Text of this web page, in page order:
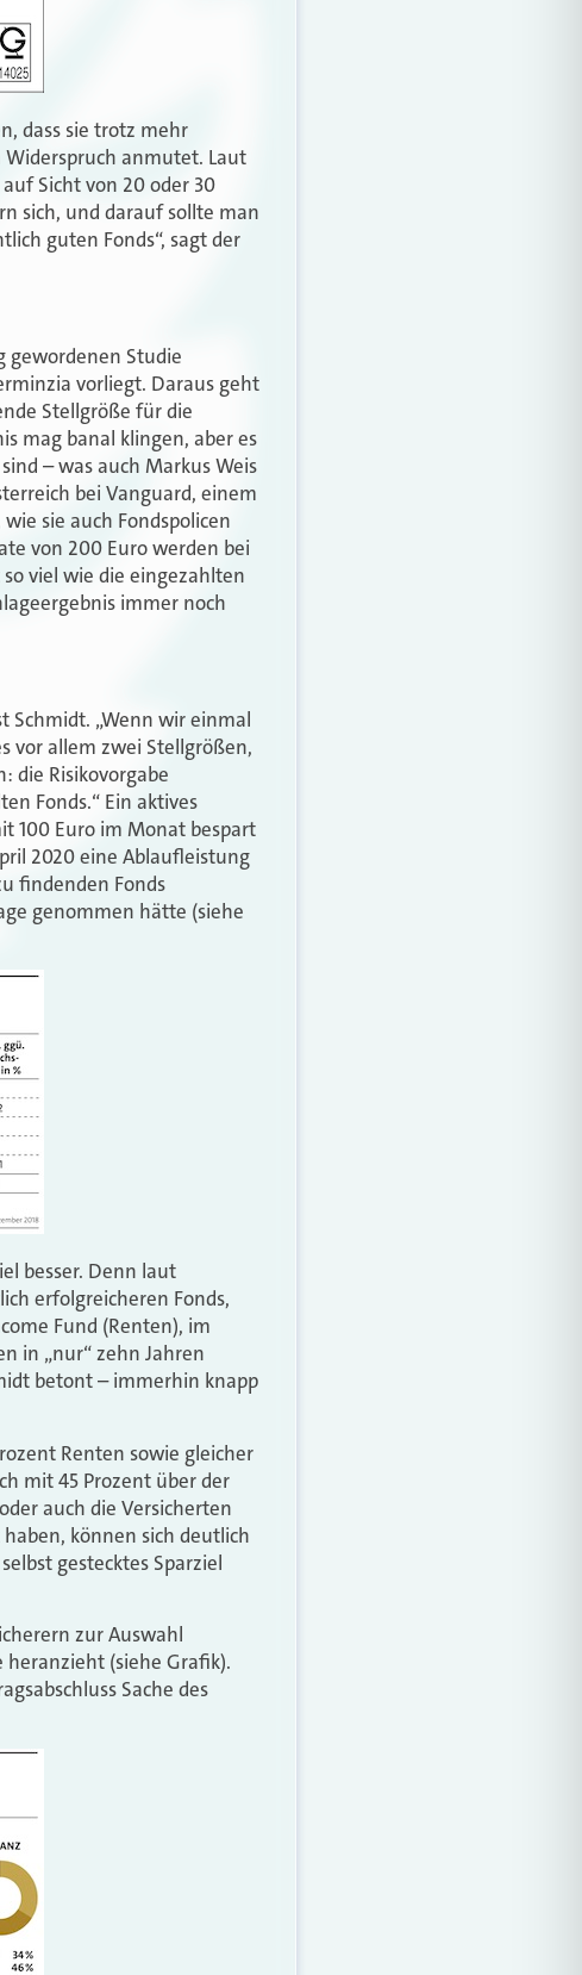
dass sie trotz mehr
anmutet. Laut
Sicht von 20 oder 30
sich, und darauf sollte man
guten Fonds“, sagt der
gewordenen Studie
vorliegt. Daraus geht
Stellgröße für die
mag banal klingen, aber es
– was auch Markus Weis
bei Vanguard, einem
sie auch Fondspolicen
von 200 Euro werden bei
viel wie die eingezahlten
immer noch
Schmidt. „Wenn wir einmal
vor allem zwei Stellgrößen,
die Risikovorgabe
Fonds.“ Ein aktives
100 Euro im Monat bespart
2020 eine Ablaufleistung
findenden Fonds
genommen hätte (siehe
besser. Denn laut
erfolgreicheren Fonds,
Fund (Renten), im
in „nur“ zehn Jahren
betont – immerhin knapp
Renten sowie gleicher
mit 45 Prozent über der
auch die Versicherten
können sich deutlich
gestecktes Sparziel
zur Auswahl
(siehe Grafik).
Sache des